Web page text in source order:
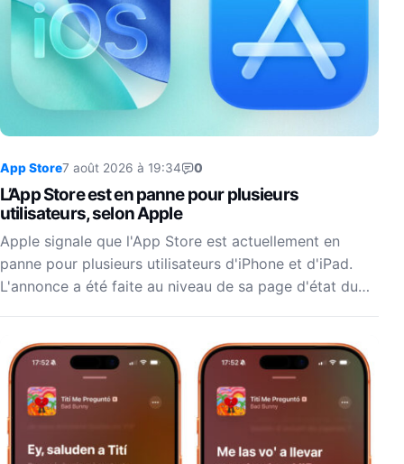
App Store7 août 2026 à 19:34 0
L’App Store est en panne pour plusieurs
utilisateurs, selon Apple
Apple signale que l'App Store est actuellement en
panne pour plusieurs utilisateurs d'iPhone et d'iPad.
L'annonce a été faite au niveau de sa page d'état du…